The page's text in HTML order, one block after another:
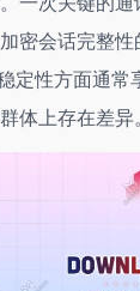
密会话完整性
定性方面通常
体上存在差异